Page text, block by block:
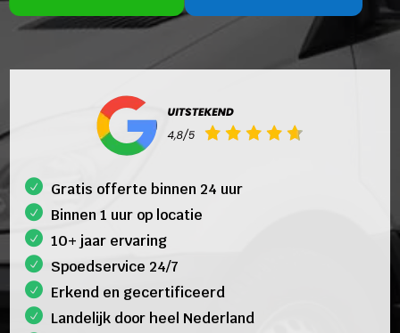
Gratis offerte binnen 24 uur
Binnen 1 uur op locatie
10+ jaar ervaring
Spoedservice 24/7
Erkend en gecertificeerd
Landelijk door heel Nederland